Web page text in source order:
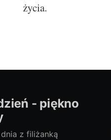
życia.
- piękno
z filiżanką